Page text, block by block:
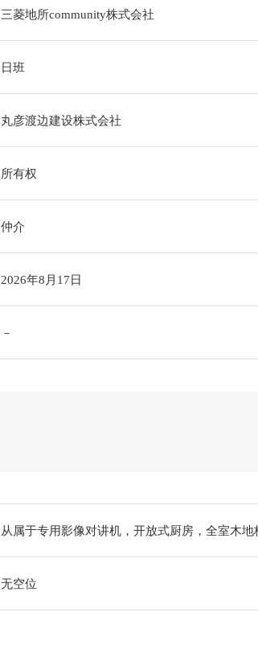
三菱地所community株式会社
日班
丸彦渡边建设株式会社
所有权
仲介
2026年8月17日
－
从属于专用影像对讲机，开放式厨房，全室木
无空位